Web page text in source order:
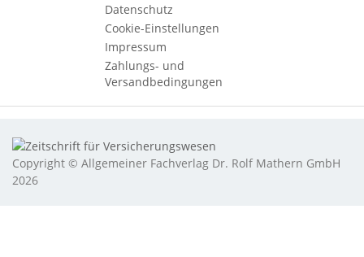
Datenschutz
Cookie-Einstellungen
Impressum
Zahlungs- und
Versandbedingungen
Copyright © Allgemeiner Fachverlag Dr. Rolf Mathern GmbH
2026